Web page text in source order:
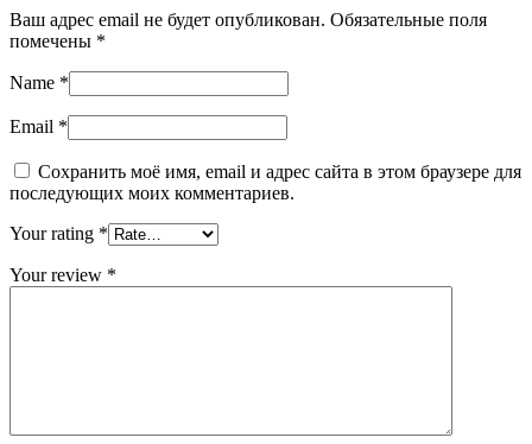
Ваш адрес email не будет опубликован. Обязательные поля
помечены *
Name *
Email *
Сохранить моё имя, email и адрес сайта в этом браузере для
последующих моих комментариев.
Your rating *
Your review *